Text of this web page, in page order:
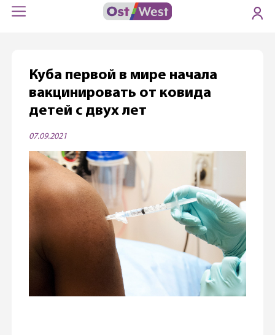
Куба первой в мире начала
вакцинировать от ковида
детей с двух лет
07.09.2021